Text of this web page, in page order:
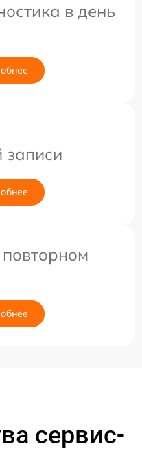
в день
записи
сервис-